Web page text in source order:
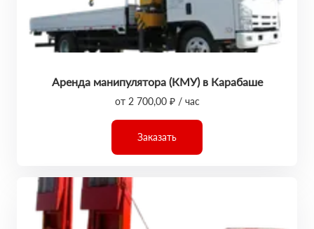
Аренда манипулятора (КМУ) в Карабаше
от 2 700,00 ₽ / час
Заказать